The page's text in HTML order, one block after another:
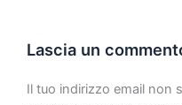
Lascia un
Il tuo indirizzo email non